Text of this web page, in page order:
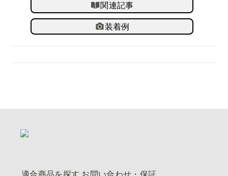
関連記事
装着例
適合商品を探す お問い合わせ・保証